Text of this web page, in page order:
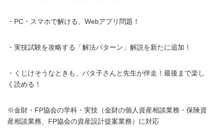
・PC・スマホで解ける、Webアプリ問題！
・実技試験を攻略する「解法パターン」解説を新たに追加！
・くじけそうなときも、バタ子さんと先生が伴走！最後まで楽し
く読める！
※金財・FP協会の学科・実技（金財の個人資産相談業務・保険資
産相談業務、FP協会の資産設計提案業務）に対応